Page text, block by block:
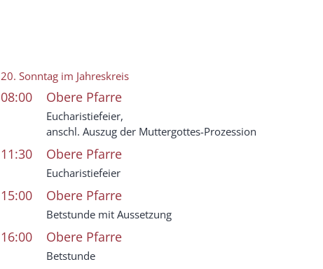
20. Sonntag im Jahreskreis
08:00 Obere Pfarre
Eucharistiefeier,
anschl. Auszug der Muttergottes-Prozession
11:30 Obere Pfarre
Eucharistiefeier
15:00 Obere Pfarre
Betstunde mit Aussetzung
16:00 Obere Pfarre
Betstunde